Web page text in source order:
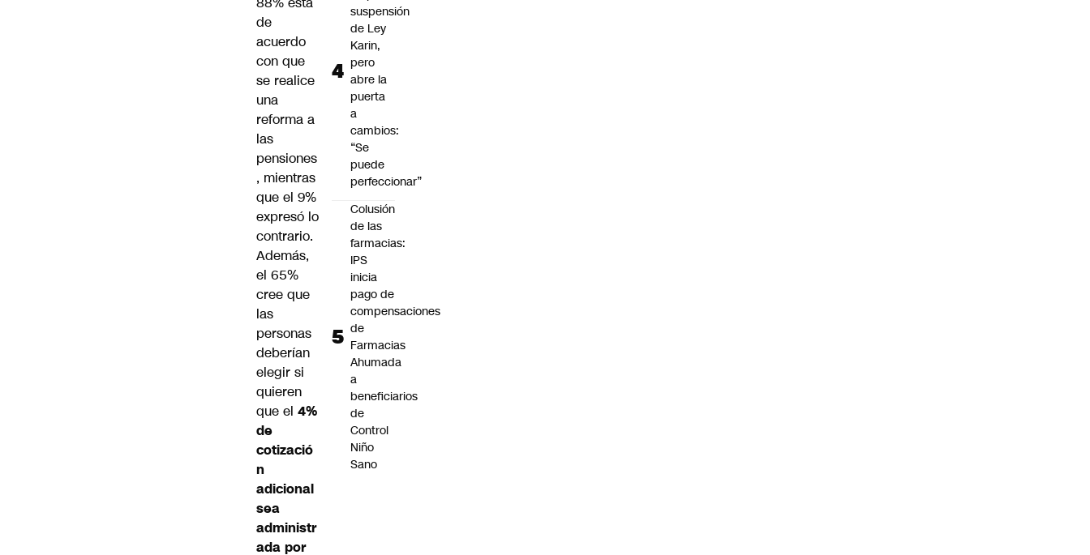
de
acuerdo
con que
se realice
una
reforma a
las
pensiones
, mientras
que el 9%
expresó lo
contrario.
Además,
el 65%
cree que
las
personas
deberían
elegir si
quieren
que el 4%
de
cotizació
n
adicional
sea
administr
ada por
suspensión
de Ley
Karin,
pero
abre la
puerta
a
cambios:
“Se
puede
perfeccionar”
Colusión
de las
farmacias:
IPS
inicia
pago de
compensaciones
de
Farmacias
Ahumada
a
beneficiarios
de
Control
Niño
Sano